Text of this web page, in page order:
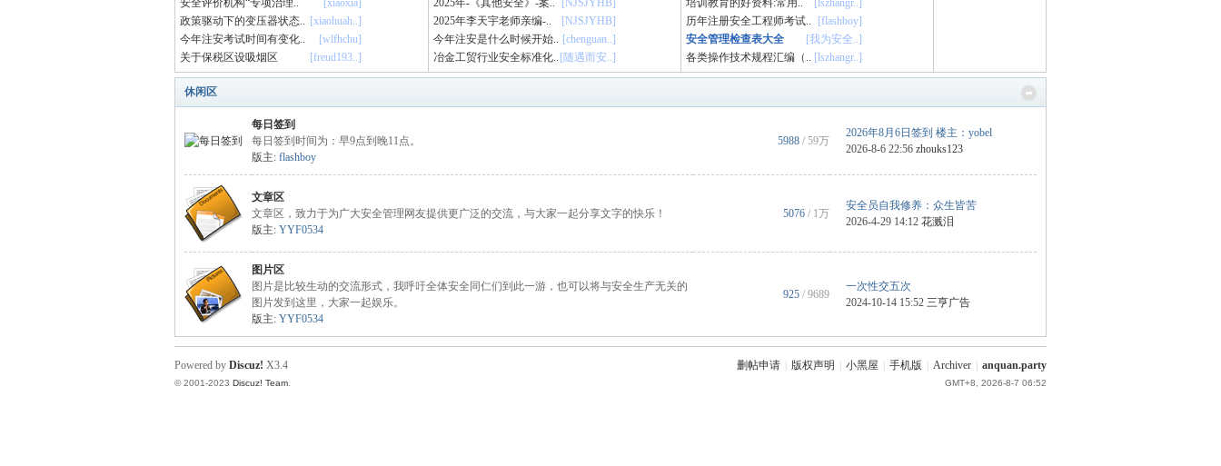
册
[xiaoxia]
安全评价机构“专项治理..
[xiaohuah..]
政策驱动下的变压器状态..
[wlfhchu]
今年注安考试时间有变化..
[freud193..]
关于保税区设吸烟区
[NJSJYHB]
2025年-《其他安全》-案..
[NJSJYHB]
2025年李天宇老师亲编-..
[chenguan..]
今年注安是什么时候开始..
[随遇而安..]
冶金工贸行业安全标准化..
[lszhangr..]
培训教育的好资料:常用..
[flashboy]
历年注册安全工程师考试..
[我为安全..]
安全管理检查表大全
[lszhangr..]
各类操作技术规程汇编（..
休闲区
每日签到
每日签到时间为：早9点到晚11点。
版主: flashboy
5988 / 59万
2026年8月6日签到 楼主：yobel
2026-8-6 22:56 zhouks123
文章区
文章区，致力于为广大安全管理网友提供更广泛的交流，与大家一起分享文字的快乐！
版主: YYF0534
5076 / 1万
安全员自我修养：众生皆苦
2026-4-29 14:12 花溅泪
图片区
图片是比较生动的交流形式，我呼吁全体安全同仁们到此一游，也可以将与安全生产无关的
图片发到这里，大家一起娱乐。
版主: YYF0534
925 / 9689
一次性交五次
2024-10-14 15:52 三亨广告
删帖申请 版权声明 小黑屋 手机版 Archiver anquan.party
GMT+8, 2026-8-7 06:52
Powered by Discuz! X3.4
© 2001-2023 Discuz! Team